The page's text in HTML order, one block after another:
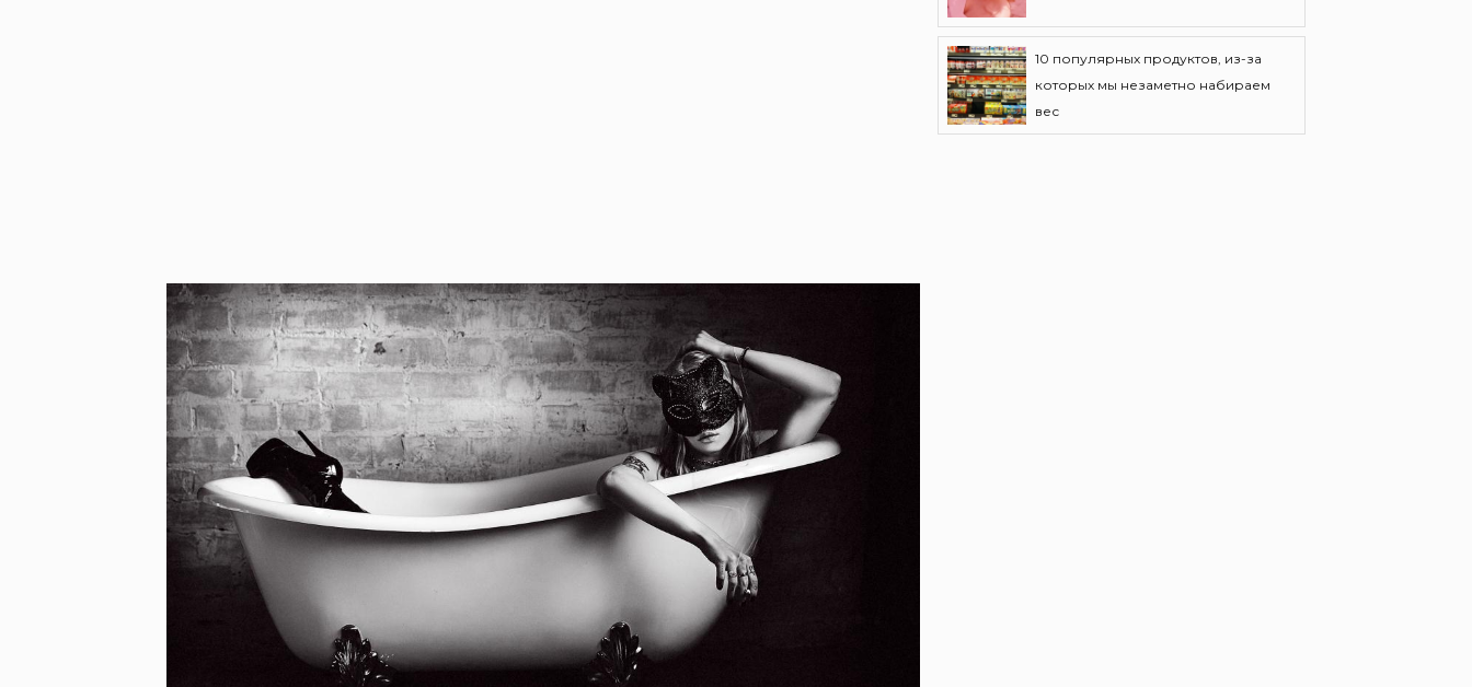
10 популярных продуктов, из-за
которых мы незаметно набираем
вес